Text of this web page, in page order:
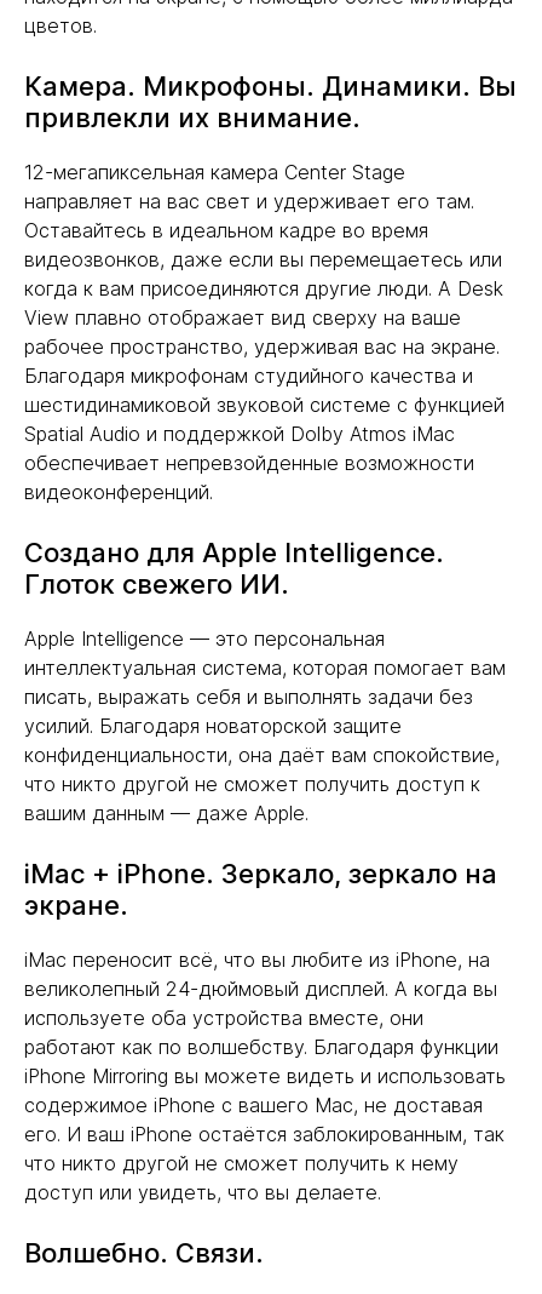
цветов.
Камера. Микрофоны. Динамики. Вы
привлекли их внимание.
12-мегапиксельная камера Center Stage
направляет на вас свет и удерживает его там.
Оставайтесь в идеальном кадре во время
видеозвонков, даже если вы перемещаетесь или
когда к вам присоединяются другие люди. А Desk
View плавно отображает вид сверху на ваше
рабочее пространство, удерживая вас на экране.
Благодаря микрофонам студийного качества и
шестидинамиковой звуковой системе с функцией
Spatial Audio и поддержкой Dolby Atmos iMac
обеспечивает непревзойденные возможности
видеоконференций.
Создано для Apple Intelligence.
Глоток свежего ИИ.
Apple Intelligence — это персональная
интеллектуальная система, которая помогает вам
писать, выражать себя и выполнять задачи без
усилий. Благодаря новаторской защите
конфиденциальности, она даёт вам спокойствие,
что никто другой не сможет получить доступ к
вашим данным — даже Apple.
iMac + iPhone. Зеркало, зеркало на
экране.
iMac переносит всё, что вы любите из iPhone, на
великолепный 24-дюймовый дисплей. А когда вы
используете оба устройства вместе, они
работают как по волшебству. Благодаря функции
iPhone Mirroring вы можете видеть и использовать
содержимое iPhone с вашего Mac, не доставая
его. И ваш iPhone остаётся заблокированным, так
что никто другой не сможет получить к нему
доступ или увидеть, что вы делаете.
Волшебно. Связи.